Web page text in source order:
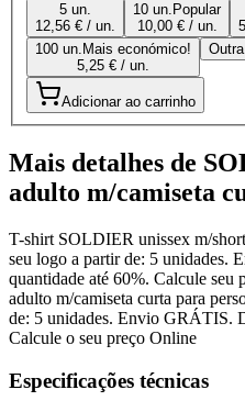
5 un.
12,56 € / un.
10 un. Popular
10,00 € / un.
100 un. Mais económico!
5,25 € / un.
Adicionar ao carrinho
Mais detalhes de
adulto m/camiseta
T-shirt SOLDIER unissex m/
seu logo a partir de: 5 unidades.
quantidade até 60%. Calcule
adulto m/camiseta curta para
de: 5 unidades. Envio GRÁTIS.
Calcule o seu preço Online
Especificações técnicas